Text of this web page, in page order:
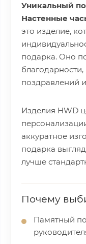
Уникальный
Настенные
это изделие,
подарка. Оно
поздравлений
Изделия HWD
аккуратное
подарка
лучше
Почему
Памятный